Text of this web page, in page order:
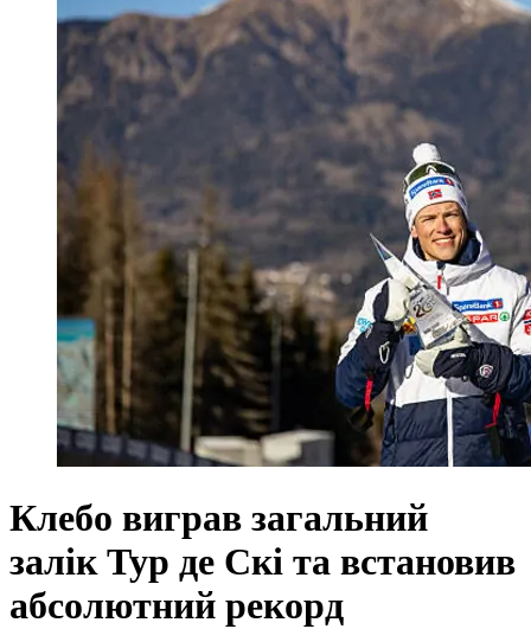
Клебо виграв загальний
залік Тур де Скі та встановив
абсолютний рекорд